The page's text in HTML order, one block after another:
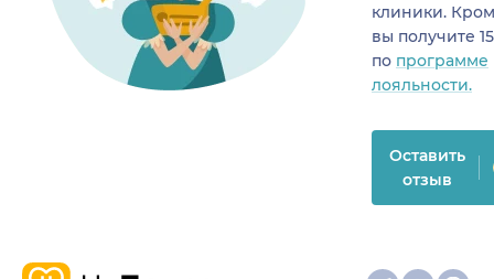
клиники.
вы получите
по программе
лояльности.
Оставить
отзыв